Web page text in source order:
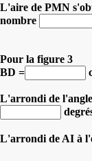
L'aire de PMN
nombre
Pour la figure 3
BD =
L'arrondi de
L'arrondi de AI à